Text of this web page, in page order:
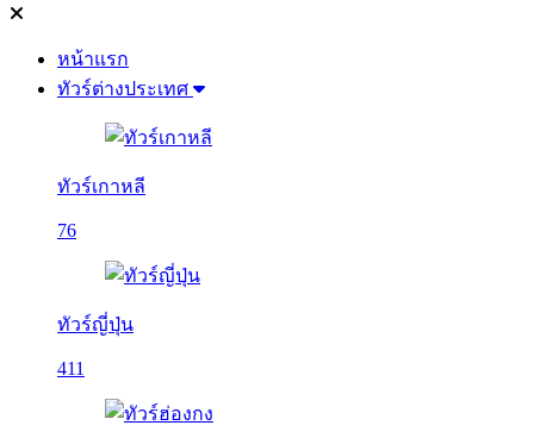
หน้าแรก
ทัวร์ต่างประเทศ
ทัวร์เกาหลี
76
ทัวร์ญี่ปุ่น
411